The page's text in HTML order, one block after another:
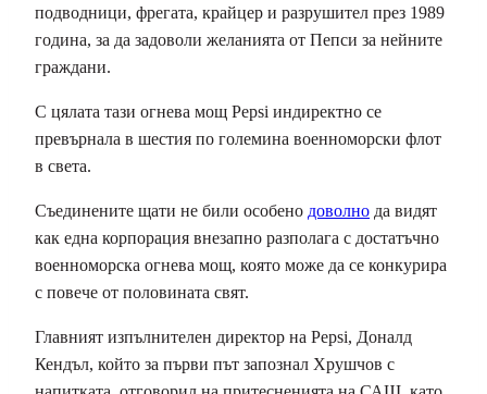
подводници, фрегата, крайцер и разрушител през 1989
година, за да задоволи желанията от Пепси за нейните
граждани.
С цялата тази огнева мощ Pepsi индиректно се
превърнала в шестия по големина военноморски флот
в света.
Съединените щати не били особено доволно да видят
как една корпорация внезапно разполага с достатъчно
военноморска огнева мощ, която може да се конкурира
с повече от половината свят.
Главният изпълнителен директор на Pepsi, Доналд
Кендъл, който за първи път запознал Хрушчов с